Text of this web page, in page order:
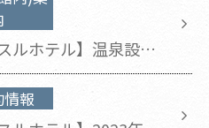
ルホテル】温泉設備
月24日 更新)
情報